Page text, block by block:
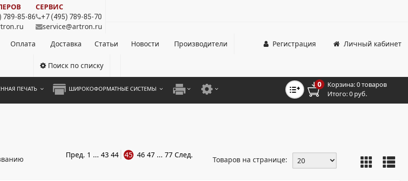
789-85-86
СЕРВИС
+7 (495) 789-85-70
service@artron.ru
Оплата Доставка Статьи Новости Производители Личный кабинет
Регистрация
Поиск по списку
ПЕЧАТЬ ШИРОКОФОРМАТНЫЕ СИСТЕМЫ
А4 МОНОХРОМНЫЕ
0 Корзина:0 товаров
Итого:0 руб.
Пред. 1 ... 43 44 45 46 47 ... 77 След.
Товаров на странице: